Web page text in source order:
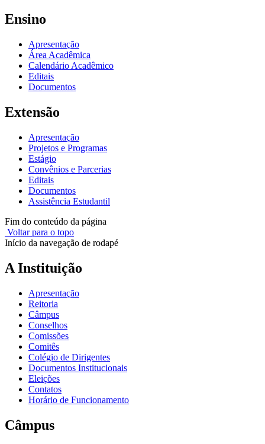
Ensino
Apresentação
Área Acadêmica
Calendário Acadêmico
Editais
Documentos
Extensão
Apresentação
Projetos e Programas
Estágio
Convênios e Parcerias
Editais
Documentos
Assistência Estudantil
Fim do conteúdo da página
Voltar para o topo
Início da navegação de rodapé
A Instituição
Apresentação
Reitoria
Câmpus
Conselhos
Comissões
Comitês
Colégio de Dirigentes
Documentos Institucionais
Eleições
Contatos
Horário de Funcionamento
Câmpus